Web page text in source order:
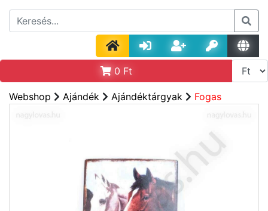
0 Ft
Webshop Ajándék Ajándéktárgyak Fogas